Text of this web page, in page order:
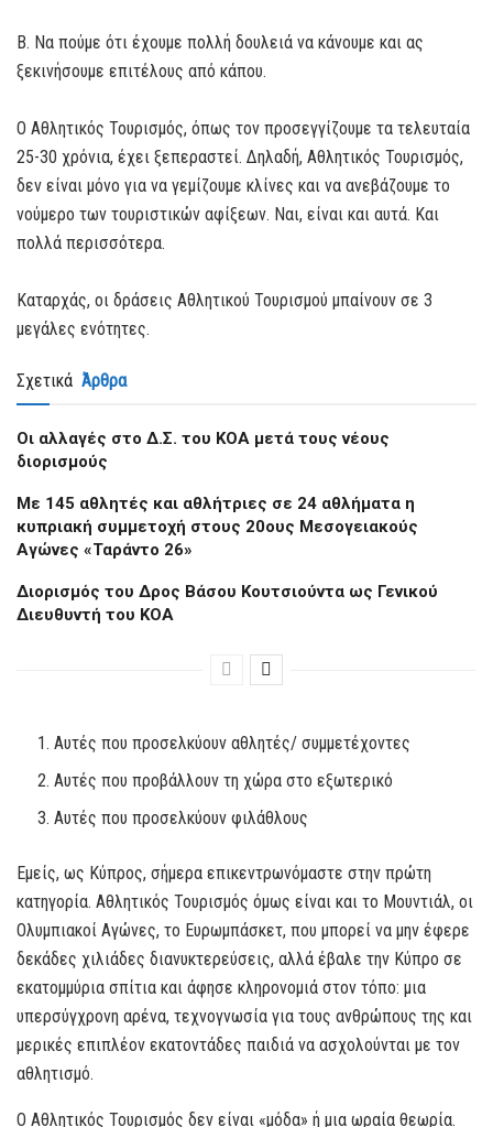
Β. Να πούμε ότι έχουμε πολλή δουλειά να κάνουμε και ας
ξεκινήσουμε επιτέλους από κάπου.
Ο Αθλητικός Τουρισμός, όπως τον προσεγγίζουμε τα τελευταία
25-30 χρόνια, έχει ξεπεραστεί. Δηλαδή, Αθλητικός Τουρισμός,
δεν είναι μόνο για να γεμίζουμε κλίνες και να ανεβάζουμε το
νούμερο των τουριστικών αφίξεων. Ναι, είναι και αυτά. Και
πολλά περισσότερα.
Καταρχάς, οι δράσεις Αθλητικού Τουρισμού μπαίνουν σε 3
μεγάλες ενότητες.
Σχετικά Άρθρα
Οι αλλαγές στο Δ.Σ. του ΚΟΑ μετά τους νέους
διορισμούς
Με 145 αθλητές και αθλήτριες σε 24 αθλήματα η
κυπριακή συμμετοχή στους 20ους Μεσογειακούς
Αγώνες «Ταράντο 26»
Διορισμός του Δρος Βάσου Κουτσιούντα ως Γενικού
Διευθυντή του KOA
Αυτές που προσελκύουν αθλητές/ συμμετέχοντες
Αυτές που προβάλλουν τη χώρα στο εξωτερικό
Αυτές που προσελκύουν φιλάθλους
Εμείς, ως Κύπρος, σήμερα επικεντρωνόμαστε στην πρώτη
κατηγορία. Αθλητικός Τουρισμός όμως είναι και το Μουντιάλ, οι
Ολυμπιακοί Αγώνες, το Ευρωμπάσκετ, που μπορεί να μην έφερε
δεκάδες χιλιάδες διανυκτερεύσεις, αλλά έβαλε την Κύπρο σε
εκατομμύρια σπίτια και άφησε κληρονομιά στον τόπο: μια
υπερσύγχρονη αρένα, τεχνογνωσία για τους ανθρώπους της και
μερικές επιπλέον εκατοντάδες παιδιά να ασχολούνται με τον
αθλητισμό.
Ο Αθλητικός Τουρισμός δεν είναι «μόδα» ή μια ωραία θεωρία.